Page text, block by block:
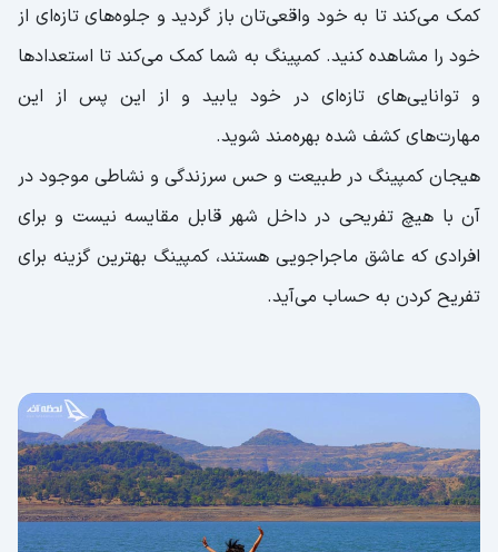
کمک می‌کند تا به خود واقعی‌تان باز گردید و جلوه‌های تازه‌ای از
خود را مشاهده کنید. کمپینگ به شما کمک می‌کند تا استعدادها
و توانایی‌های تازه‌ای در خود یابید و از این پس از این
مهارت‌های کشف شده بهره‌مند شوید.
هیجان کمپینگ در طبیعت و حس سرزندگی و نشاطی موجود در
آن با هیچ تفریحی در داخل شهر قابل مقایسه نیست و برای
افرادی که عاشق ماجراجویی هستند، کمپینگ بهترین گزینه برای
تفریح کردن به حساب می‌آید.